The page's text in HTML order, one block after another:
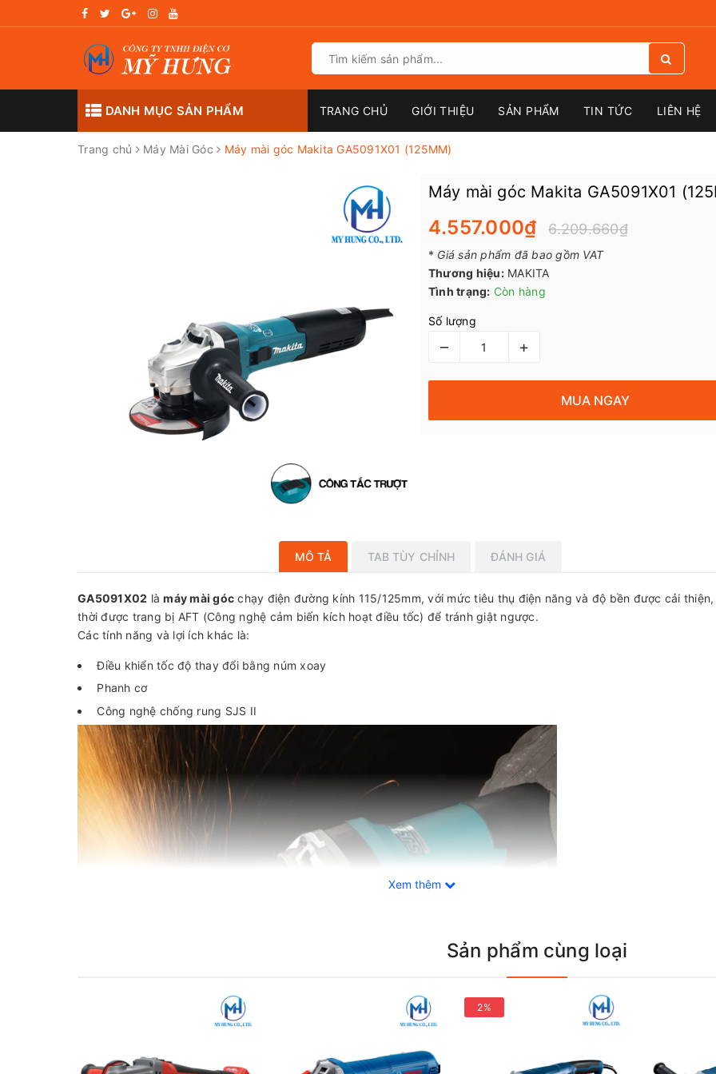
DANH MỤC SẢN PHẨM TRANG CHỦ GIỚI THIỆU SẢN PHẨM TIN TỨC LIÊN HỆ
Trang chủ Máy Mài Góc Máy mài góc Makita GA5091X01 (125MM)
Máy mài góc Makita GA5091X01
4.557.000₫ 6.209.660₫
* Giá sản phẩm đã bao gồm VAT
Thương hiệu: MAKITA
Tình trạng: Còn hàng
Số lượng
– +
MUA NGAY
MÔ TẢ TAB TÙY CHỈNH ĐÁNH GIÁ
GA5091X02 làmáy mài góc chạy điện đường kính 115/125mm, với mức tiêu thụ điện năng và độ bền được cải
thời được trang bị AFT (Công nghệ cảm biến kích hoạt điều tốc) để tránh giật ngược.
Các tính năng và lợi ích khác là:
Điều khiển tốc độ thay đổi bằng núm xoay
Phanh cơ
Công nghệ chống rung SJS II
Thông số kỹ thuật
Xem thêm
Sản phẩm cùng loại
2%